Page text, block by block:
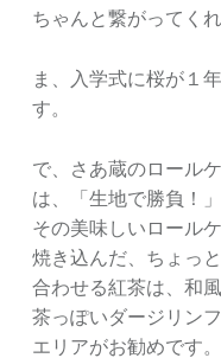
ちゃんと繋がってく
ま、入学式に桜が１
す。
で、さあ蔵のロール
は、「生地で勝負！」
その美味しいロール
焼き込んだ、ちょっ
合わせる紅茶は、和
茶っぽいダージリン
エリアがお勧めです。